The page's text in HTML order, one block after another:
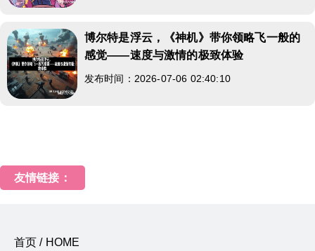
博尔特是浮云，《神机》带你领略飞一般的
感觉——速度与激情的极致体验
发布时间：2026-07-06 02:40:10
友情链接：
首页 / HOME